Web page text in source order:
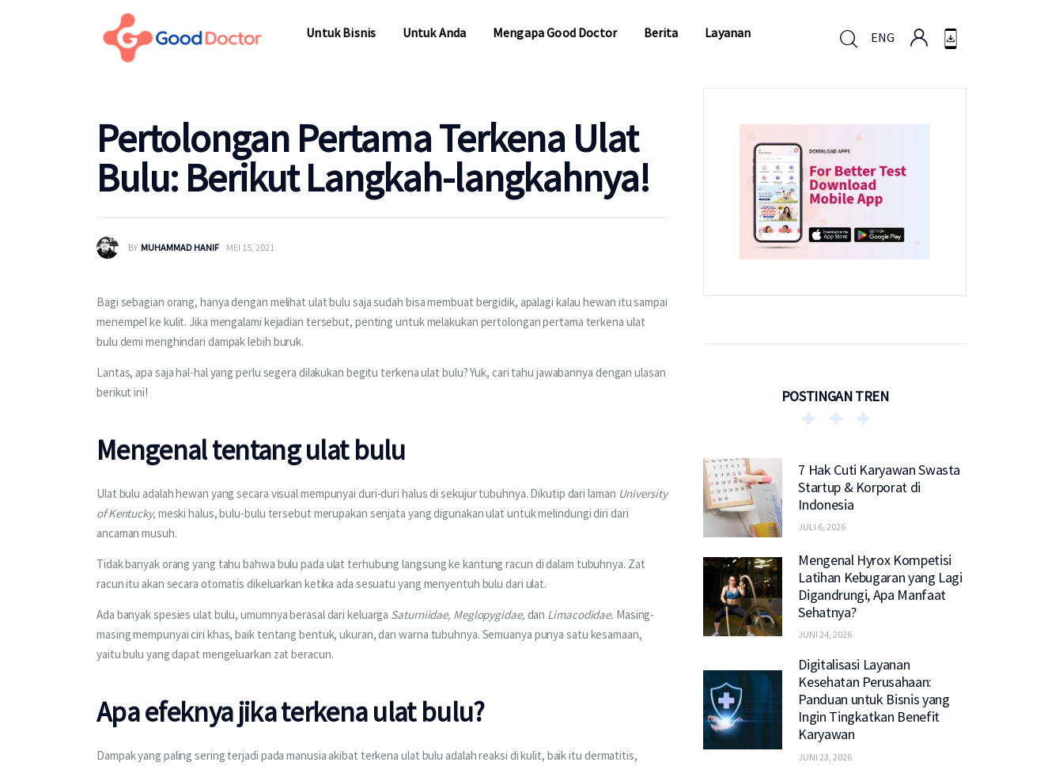
Untuk Bisnis Untuk Anda Mengapa Good Doctor Berita Layanan ENG
Pertolongan Pertama Terkena Ulat
Bulu: Berikut Langkah-langkahnya!
BY MUHAMMAD HANIF MEI 15, 2021
Bagi sebagian orang, hanya dengan melihat ulat bulu saja sudah bisa membuat bergidik, apalagi kalau hewan itu sampai
menempel ke kulit. Jika mengalami kejadian tersebut, penting untuk melakukan pertolongan pertama terkena ulat
bulu demi menghindari dampak lebih buruk.
Lantas, apa saja hal-hal yang perlu segera dilakukan begitu terkena ulat bulu? Yuk, cari tahu jawabannya dengan ulasan
berikut ini!
Mengenal tentang ulat bulu
Ulat bulu adalah hewan yang secara visual mempunyai duri-duri halus di sekujur tubuhnya. Dikutip dari laman University
of Kentucky, meski halus, bulu-bulu tersebut merupakan senjata yang digunakan ulat untuk melindungi diri dari
ancaman musuh.
Tidak banyak orang yang tahu bahwa bulu pada ulat terhubung langsung ke kantung racun di dalam tubuhnya. Zat
racun itu akan secara otomatis dikeluarkan ketika ada sesuatu yang menyentuh bulu dari ulat.
Ada banyak spesies ulat bulu, umumnya berasal dari keluarga Saturniidae, Meglopygidae, dan Limacodidae. Masing-
masing mempunyai ciri khas, baik tentang bentuk, ukuran, dan warna tubuhnya. Semuanya punya satu kesamaan,
yaitu bulu yang dapat mengeluarkan zat beracun.
Apa efeknya jika terkena ulat bulu?
Dampak yang paling sering terjadi pada manusia akibat terkena ulat bulu adalah reaksi di kulit, baik itu dermatitis,
POSTINGAN TREN
7 Hak Cuti Karyawan Swasta
Startup & Korporat di
Indonesia
JULI 6, 2026
Mengenal Hyrox Kompetisi
Latihan Kebugaran yang Lagi
Digandrungi, Apa Manfaat
Sehatnya?
JUNI 24, 2026
Digitalisasi Layanan
Kesehatan Perusahaan:
Panduan untuk Bisnis yang
Ingin Tingkatkan Benefit
Karyawan
JUNI 23, 2026